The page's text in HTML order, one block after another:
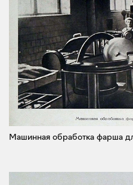
Машинная обработка фарша